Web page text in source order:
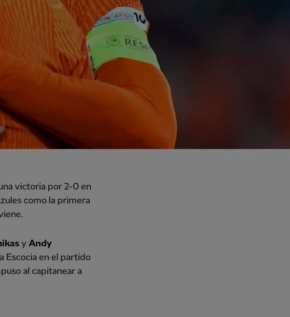
victoria por 2-0 en
como la primera
y Andy
Escocia en el partido
al capitanear a